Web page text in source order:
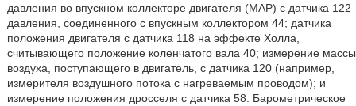
давления во впускном коллекторе двигателя (MAP) с датчика 122
давления, соединенного с впускным коллектором 44; датчика
положения двигателя с датчика 118 на эффекте Холла,
считывающего положение коленчатого вала 40; измерение массы
воздуха, поступающего в двигатель, с датчика 120 (например,
измерителя воздушного потока с нагреваемым проводом); и
измерение положения дросселя с датчика 58. Барометрическое